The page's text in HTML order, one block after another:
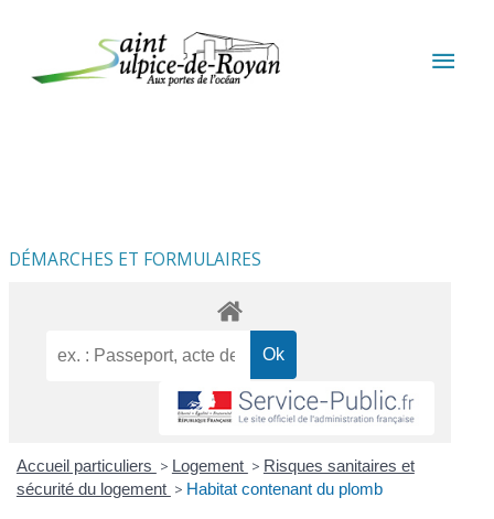
DÉMARCHES ET FORMULAIRES
Accueil particuliers > Logement > Risques sanitaires et
sécurité du logement > Habitat contenant du plomb